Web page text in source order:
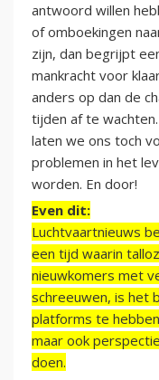
antwoord willen
of omboekingen
zijn, dan begrijpt
mankracht voor
anders op dan de
tijden af te
laten we ons toch
problemen in het
worden. En door!
Even dit:
Luchtvaartnieuws
een tijd waarin
nieuwkomers met
schreeuwen, is het
platforms te
maar ook
doen.